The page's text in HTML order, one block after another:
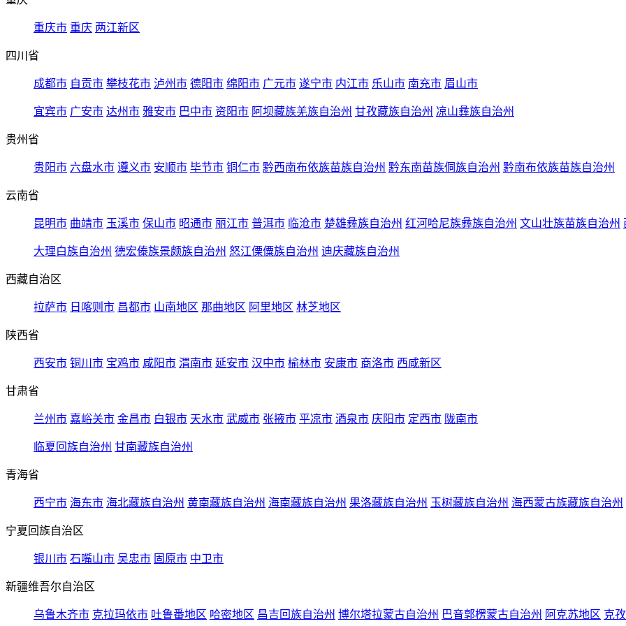
重庆市 重庆 两江新区
四川省
成都市 自贡市 攀枝花市 泸州市 德阳市 绵阳市 广元市 遂宁市 内江市 乐山市 南充市 眉山市
宜宾市 广安市 达州市 雅安市 巴中市 资阳市 阿坝藏族羌族自治州 甘孜藏族自治州 凉山彝族自治州
贵州省
贵阳市 六盘水市 遵义市 安顺市 毕节市 铜仁市 黔西南布依族苗族自治州 黔东南苗族侗族自治州 黔南布依族苗族自治州
云南省
昆明市 曲靖市 玉溪市 保山市 昭通市 丽江市 普洱市 临沧市 楚雄彝族自治州 红河哈尼族彝族自治州 文山壮族苗族自治州
大理白族自治州 德宏傣族景颇族自治州 怒江傈僳族自治州 迪庆藏族自治州
西藏自治区
拉萨市 日喀则市 昌都市 山南地区 那曲地区 阿里地区 林芝地区
陕西省
西安市 铜川市 宝鸡市 咸阳市 渭南市 延安市 汉中市 榆林市 安康市 商洛市 西咸新区
甘肃省
兰州市 嘉峪关市 金昌市 白银市 天水市 武威市 张掖市 平凉市 酒泉市 庆阳市 定西市 陇南市
临夏回族自治州 甘南藏族自治州
青海省
西宁市 海东市 海北藏族自治州 黄南藏族自治州 海南藏族自治州 果洛藏族自治州 玉树藏族自治州 海西蒙古族藏族自治州
宁夏回族自治区
银川市 石嘴山市 吴忠市 固原市 中卫市
新疆维吾尔自治区
乌鲁木齐市 克拉玛依市 吐鲁番地区 哈密地区 昌吉回族自治州 博尔塔拉蒙古自治州 巴音郭楞蒙古自治州 阿克苏地区 克